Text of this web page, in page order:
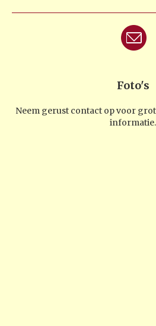
Foto's
Neem gerust contact op voor
informatie.